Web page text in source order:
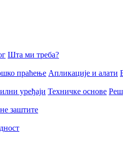
Шта ми треба?
праћење Апликације и алати
уређаји Техничке основе
заштите